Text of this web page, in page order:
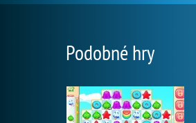
Podobné hry